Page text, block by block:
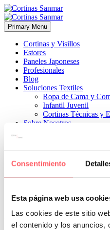
Consentimiento
Esta página web usa
Las cookies de este sitio
el contenido y los anuncios,
Primary Menu
Cortinas y Visillos
Estores
Paneles Japoneses
Profesionales
Blog
Soluciones Textiles
Ropa de Cama y
Infantil Juvenil
Cortinas Técnicas y
Sobre Nosotros
¿Cómo Trabajamos?
 
Muy acertado con ventanas
un estor bajado cuando abrimos
mayor intimidad con los vecinos